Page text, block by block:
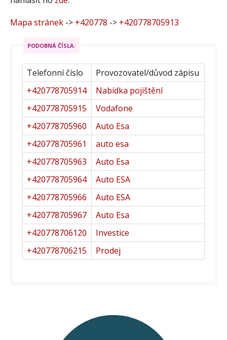
Mapa stránek -> +420778 -> +420778705913
PODOBNÁ ČÍSLA:
Telefonní číslo
Provozovatel/důvod zápisu
+420778705914
Nabídka pojištění
+420778705915
Vodafone
+420778705960
Auto Esa
+420778705961
auto esa
+420778705963
Auto Esa
+420778705964
Auto ESA
+420778705966
Auto ESA
+420778705967
Auto Esa
+420778706120
Investice
+420778706215
Prodej